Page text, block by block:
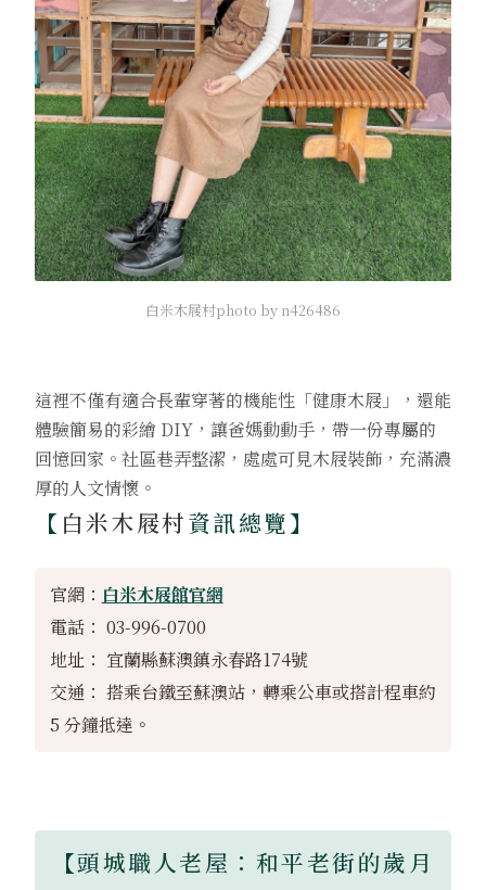
白米木屐村photo by n426486
這裡不僅有適合長輩穿著的機能性「健康木屐」，還能
體驗簡易的彩繪 DIY，讓爸媽動動手，帶一份專屬的
回憶回家。社區巷弄整潔，處處可見木屐裝飾，充滿濃
厚的人文情懷。
【 白米木屐村資訊總覽】
官網： 白米木屐館官網
電話： 03-996-0700
地址： 宜蘭縣蘇澳鎮永春路174號
交通： 搭乘台鐵至蘇澳站，轉乘公車或搭計程車約
5 分鐘抵達。
【頭城職人老屋：和平老街的歲月